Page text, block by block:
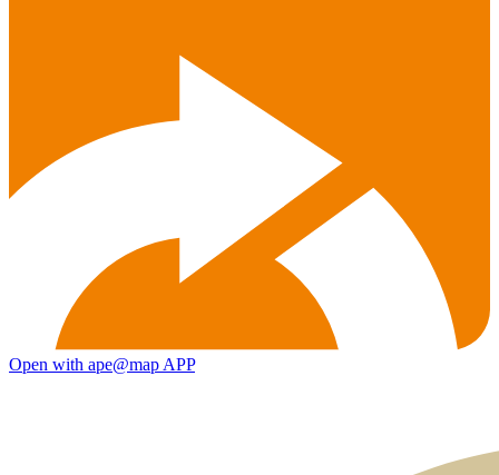
Open with ape@map APP